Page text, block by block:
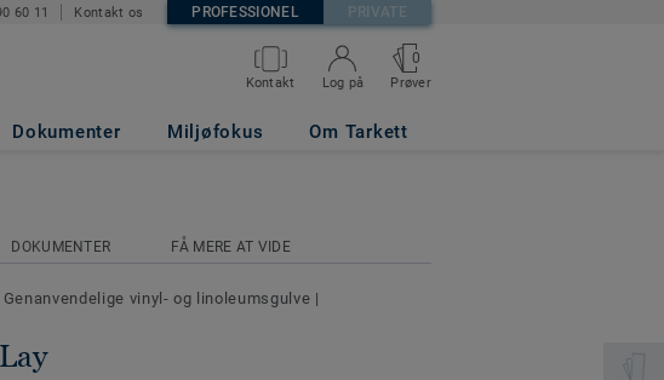
60 11 Kontakt os PROFESSIONEL PRIVATE
Kontakt Log på
0
Prøver
Dokumenter Miljøfokus Om Tarkett
Vælg
DOKUMENTER FÅ MERE AT VIDE
Genanvendelige vinyl- og linoleumsgulve |